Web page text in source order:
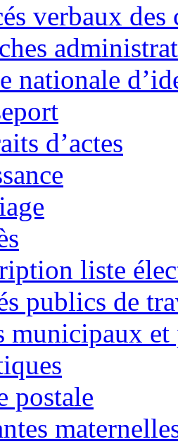
verbaux
nationale
d’actes
liste
publics de
municipaux et
postale